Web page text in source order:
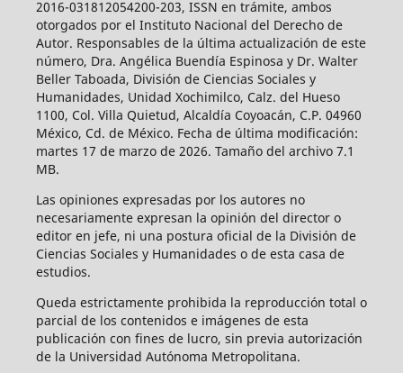
2016-031812054200-203, ISSN en trámite, ambos
otorgados por el Instituto Nacional del Derecho de
Autor. Responsables de la última actualización de este
número, Dra. Angélica Buendía Espinosa y Dr. Walter
Beller Taboada, División de Ciencias Sociales y
Humanidades, Unidad Xochimilco, Calz. del Hueso
1100, Col. Villa Quietud, Alcaldía Coyoacán, C.P. 04960
México, Cd. de México. Fecha de última modificación:
martes 17 de marzo de 2026. Tamaño del archivo 7.1
MB.
Las opiniones expresadas por los autores no
necesariamente expresan la opinión del director o
editor en jefe, ni una postura oficial de la División de
Ciencias Sociales y Humanidades o de esta casa de
estudios.
Queda estrictamente prohibida la reproducción total o
parcial de los contenidos e imágenes de esta
publicación con fines de lucro, sin previa autorización
de la Universidad Autónoma Metropolitana.